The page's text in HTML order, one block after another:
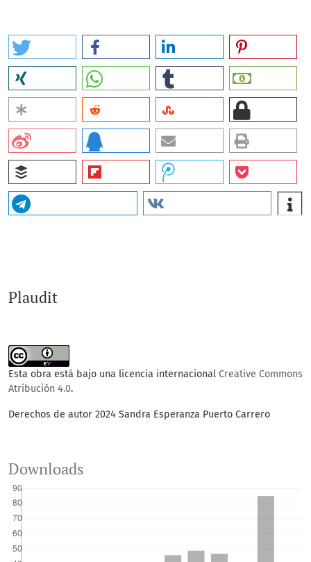
Plaudit
Esta obra está bajo una licencia internacional Creative Commons
Atribución 4.0.
Derechos de autor 2024 Sandra Esperanza Puerto Carrero
Downloads